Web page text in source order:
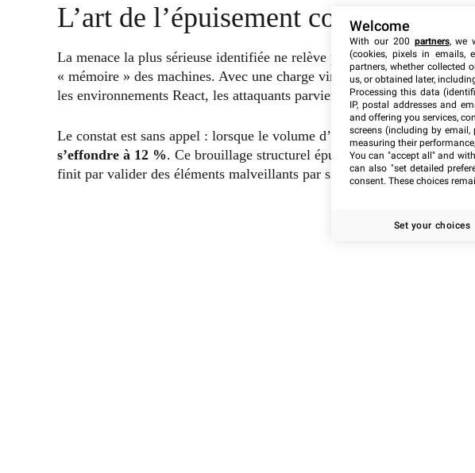
L’art de l’épuisement contextuel
La menace la plus sérieuse identifiée ne relève pas de la prouesse
« mémoire » des machines. Avec une charge virale noyée au milieu
les environnements React, les attaquants parviennent à saturer la
Le constat est sans appel : lorsque le volume d’informations devient
s’effondre à 12 %. Ce brouillage structurel épuise littéralement le
finit par valider des éléments malveillants par simple incapacité à traiter
Welcome
With our 200 partners, we
(cookies, pixels in emails,
partners, whether collected
us, or obtained later,
Processing this data
IP, postal addresses and
and offering you services,
screens (including by email,
measuring their
You can "accept all" and
can also "set detailed
consent. These choices
Set your choices